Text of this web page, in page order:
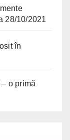
28/10/2021
în
o primă